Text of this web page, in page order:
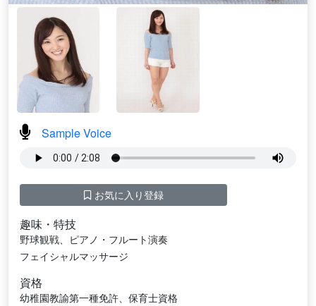
Sample Voice
お気に入り登録
趣味・特技
野球観戦、ピアノ・フルート演奏
フェイシャルマッサージ
資格
幼稚園教諭第一種免許、保育士資格